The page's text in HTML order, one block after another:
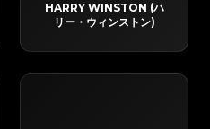
HARRY WINSTON (ハ
リー・ウィンストン)